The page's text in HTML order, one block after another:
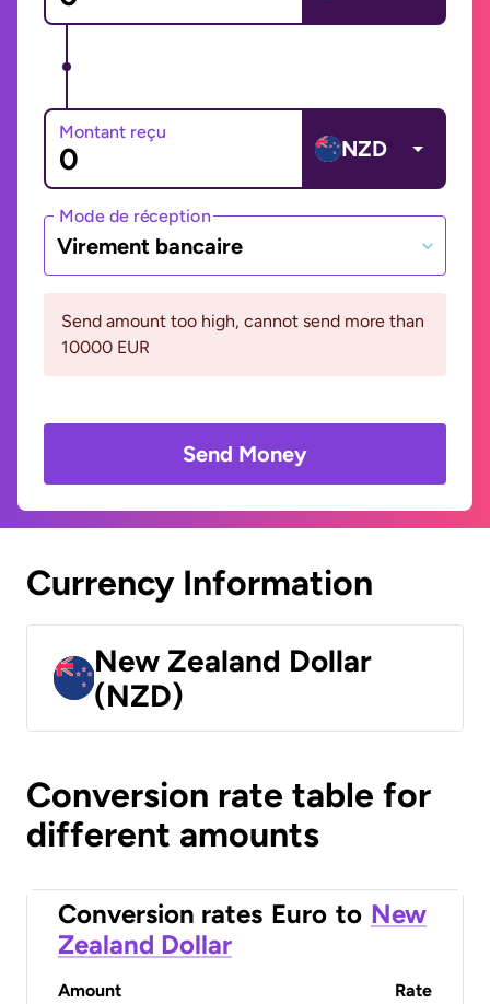
Montant reçu
NZD
Mode de réception
Virement bancaire
Send amount too high, cannot send more than
10000 EUR
Send Money
Currency Information
New Zealand Dollar
(NZD)
Conversion rate table for
different amounts
Conversion rates Euro to New
Zealand Dollar
Amount Rate